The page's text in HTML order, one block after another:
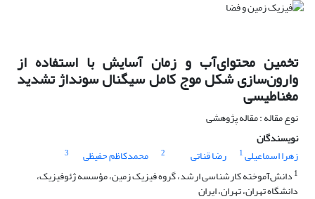
تخمین محتوای‌آب و زمان آسایش با استفاده از
وارون‌سازی شکل موج کامل سیگنال سونداژ تشدید
مغناطیسی
نوع مقاله : مقاله پژوهشی
نویسندگان
زهرا اسماعیلی1 رضا قناتی 2 محمدکاظم حفیظی
3
1 دانش‌آموخته کارشناسی ارشد، گروه فیزیک زمین، مؤسسه ژئوفیزیک،
دانشگاه تهران، تهران، ایران